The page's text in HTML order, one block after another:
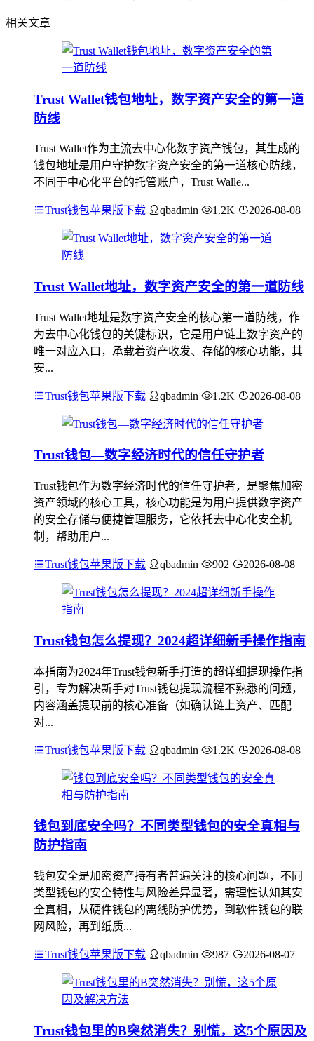
相关文章
Trust Wallet钱包地址，数字资产安全的第一道
防线
Trust Wallet作为主流去中心化数字资产钱包，其生成的
钱包地址是用户守护数字资产安全的第一道核心防线，
不同于中心化平台的托管账户，Trust Walle...
Trust钱包苹果版下载 qbadmin 1.2K 2026-08-08
Trust Wallet地址，数字资产安全的第一道防线
Trust Wallet地址是数字资产安全的核心第一道防线，作
为去中心化钱包的关键标识，它是用户链上数字资产的
唯一对应入口，承载着资产收发、存储的核心功能，其
安...
Trust钱包苹果版下载 qbadmin 1.2K 2026-08-08
Trust钱包—数字经济时代的信任守护者
Trust钱包作为数字经济时代的信任守护者，是聚焦加密
资产领域的核心工具，核心功能是为用户提供数字资产
的安全存储与便捷管理服务，它依托去中心化安全机
制，帮助用户...
Trust钱包苹果版下载 qbadmin 902 2026-08-08
Trust钱包怎么提现？2024超详细新手操作指南
本指南为2024年Trust钱包新手打造的超详细提现操作指
引，专为解决新手对Trust钱包提现流程不熟悉的问题，
内容涵盖提现前的核心准备（如确认链上资产、匹配
对...
Trust钱包苹果版下载 qbadmin 1.2K 2026-08-08
钱包到底安全吗？不同类型钱包的安全真相与
防护指南
钱包安全是加密资产持有者普遍关注的核心问题，不同
类型钱包的安全特性与风险差异显著，需理性认知其安
全真相，从硬件钱包的离线防护优势，到软件钱包的联
网风险，再到纸质...
Trust钱包苹果版下载 qbadmin 987 2026-08-07
Trust钱包里的B突然消失？别慌，这5个原因及